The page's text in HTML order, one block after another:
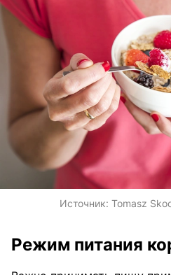
Источник: Tomasz
Режим питания